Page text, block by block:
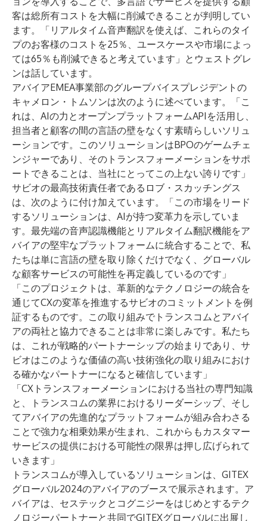
客は総所有コストを大幅に削減できることが判明してい
ます。「リアルタイム音声翻訳を使えば、これらのタイ
プのお客様のコストを25％、ユースケースや市場によっ
ては65％も削減できると考えています」とウェストグレ
ンは話しています。
アバイアEMEA事業部のグループバイスプレジデントの
キャメロン・トムソンは次のように述べています。「こ
れは、AIの力とオープンプラットフォームAPIを活用し、
担当者と顧客の間の言語の壁をなくす素晴らしいソリュ
ーションです。このソリューションはBPOのゲームチェ
ンジャーであり、そのトランスフォーメーションをサポ
ートできることは、当社にとってこの上ない誇りです」
サビオの最高技術責任者であるロブ・スカッチングス
は、次のように付け加えています。「この市場をリード
するソリューションは、AIが持つ変革力を示していま
す。最先端の音声認識機能とリアルタイム翻訳機能をア
バイアの堅牢なプラットフォームに統合することで、私
たちは単に言語の壁を取り除くだけでなく、グローバル
な顧客サービスの可能性を再定義しているのです」
「このプロジェクトは、革新的なテクノロジーの統合を
通じてCXの変革を推進するサビオのコミットメントを例
証するものです。この取り組みでトランスコムとアバイ
アの両社と協力できることは非常に楽しみです。私たち
は、これが戦略的パートナーシップの始まりであり、サ
ビオはこのような価値の高い技術強化の取り組みにおけ
る確かなパートナーになると確信しています」
「CXトランスフォーメーションにおける当社の専門知識
と、トランスコムの業界におけるリーダーシップ、そし
てアバイアの先進的なプラットフォームが組み合わさる
ことで強力な相乗効果が生まれ、これからもカスタマー
サービスの提供における可能性の限界は押し広げられて
いきます」
トランスコムが導入しているソリューションは、GITEX
グローバル2024のアバイアのブースで展示されます。ア
バイアは、 セステック と コグニジーをはじめとするテク
ノロジーパートナーと共同でGITEXグローバルに出展し